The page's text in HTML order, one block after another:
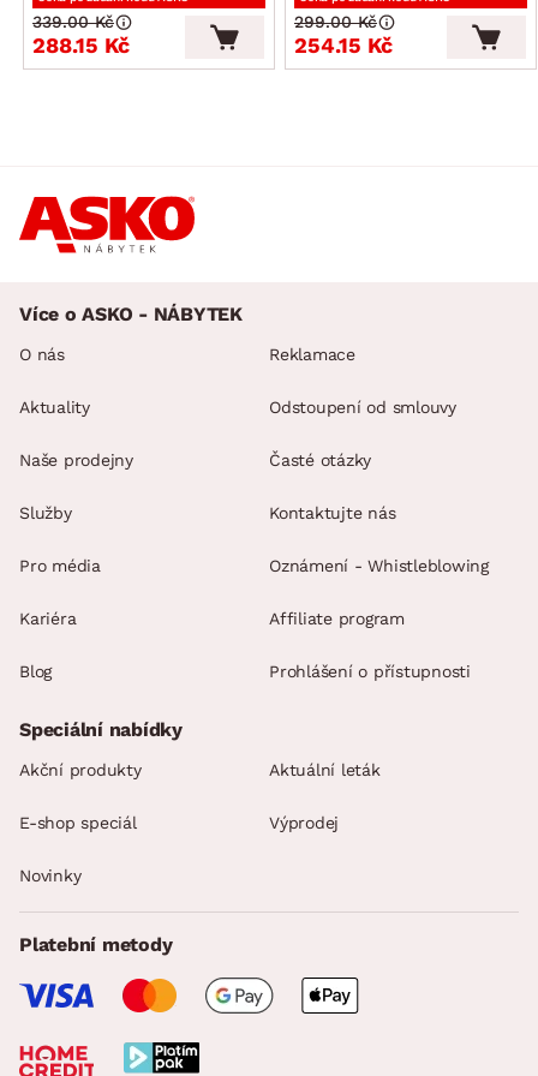
288.15 Kč
339.00 Kč
254.15 Kč
299.00 Kč
Více o ASKO - NÁBYTEK
O nás
Aktuality
Naše prodejny
Služby
Pro média
Kariéra
Blog
Reklamace
Odstoupení od smlouvy
Časté otázky
Kontaktujte nás
Oznámení - Whistleblowing
Affiliate program
Prohlášení o přístupnosti
Speciální nabídky
Akční produkty Aktuální leták
E-shop speciál Výprodej
Novinky
Platební metody